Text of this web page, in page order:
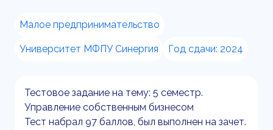
Малое предпринимательство
Университет МФПУ Синергия Год сдачи: 2024
Тестовое задание на тему: 5 семестр.
Управление собственным бизнесом
Тест набрал 97 баллов, был выполнен на зачет.